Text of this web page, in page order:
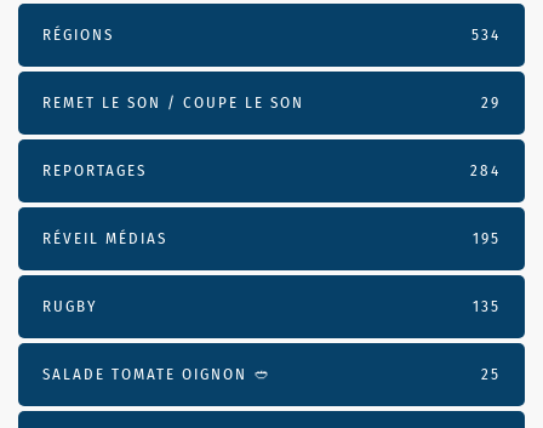
RÉGIONS 534
REMET LE SON / COUPE LE SON 29
REPORTAGES 284
RÉVEIL MÉDIAS 195
RUGBY 135
SALADE TOMATE OIGNON 🥙 25